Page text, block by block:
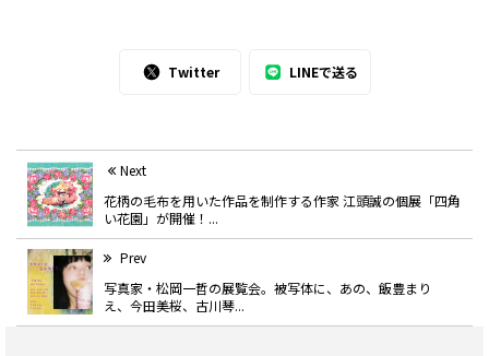
Twitter LINEで送る
Next
花柄の毛布を用いた作品を制作する作家 江頭誠の個展「四角
い花園」が開催！...
Prev
写真家・松岡一哲の展覧会。被写体に、あの、飯豊まり
え、今田美桜、古川琴...